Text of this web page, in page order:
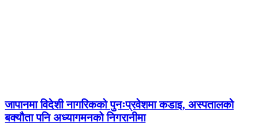
जापानमा विदेशी नागरिकको पुनःप्रवेशमा कडाइ, अस्पतालको
बक्यौता पनि अध्यागमनको निगरानीमा